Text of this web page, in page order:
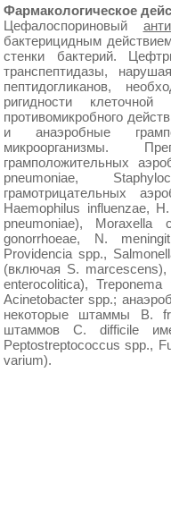
Фармакологическое
Цефалоспориновый
бактерицидным
стенки бактерий.
транспептидазы,
пептидогликанов,
ригидности
противомикробного
и анаэробные
микроорганизмы.
грамположительных
pneumoniae,
грамотрицательных
Haemophilus influenzae,
pneumoniae), Moraxella
gonorrhoeae, N.
Providencia spp.,
(включая S.
enterocolitica),
Acinetobacter spp.;
некоторые штаммы В.
штаммов С. difficile
Peptostreptococcus spp.,
varium).